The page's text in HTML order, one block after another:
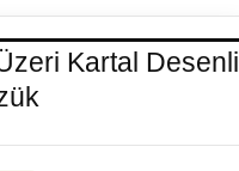
Kartal Desenli